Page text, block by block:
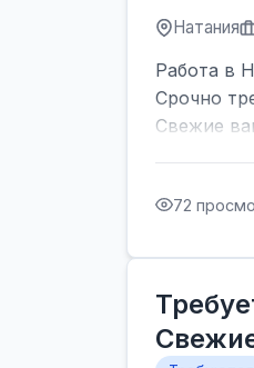
Натания
Работа в
Срочно
Свежие
72